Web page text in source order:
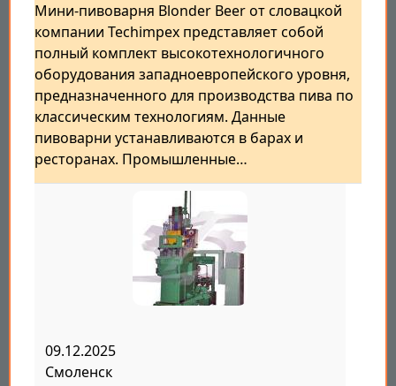
Мини-пивоварня Blonder Beer от словацкой
компании Techimpex представляет собой
полный комплект высокотехнологичного
оборудования западноевропейского уровня,
предназначенного для производства пива по
классическим технологиям. Данные
пивоварни устанавливаются в барах и
ресторанах. Промышленные…
09.12.2025
Смоленск